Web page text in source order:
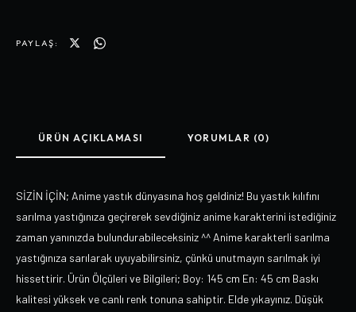
PAYLAŞ:
ÜRÜN AÇIKLAMASI YORUMLAR (0)
SİZİN İÇİN; Anime yastık dünyasına hoş geldiniz! Bu yastık kılıfını
sarılma yastığınıza geçirerek sevdiğiniz anime karakterini istediğiniz
zaman yanınızda bulundurabileceksiniz ^^ Anime karakterli sarılma
yastığınıza sarılarak uyuyabilirsiniz, çünkü unutmayın sarılmak iyi
hissettirir. Ürün Ölçüleri ve Bilgileri; Boy: 145 cm En: 45 cm Baskı
kalitesi yüksek ve canlı renk tonuna sahiptir. Elde yıkayınız. Düşük